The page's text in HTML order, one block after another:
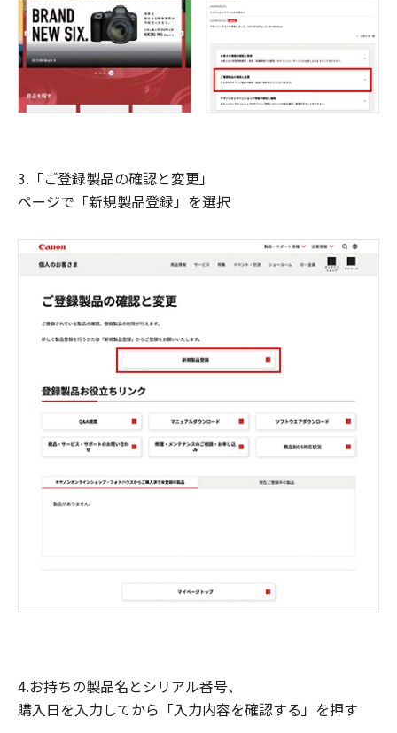
3.「ご登録製品の確認と変更」
ページで「新規製品登録」を選択
4.お持ちの製品名とシリアル番号、
購入日を入力してから「入力内容を確認する」を押す